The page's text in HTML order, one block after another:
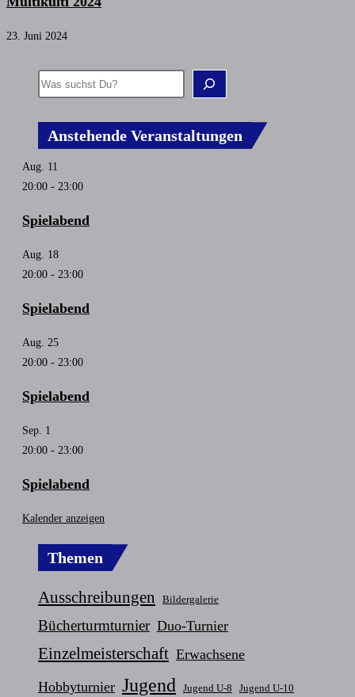
23. Juni 2024
Anstehende Veranstaltungen
Aug. 11
20:00 - 23:00
Spielabend
Aug. 18
20:00 - 23:00
Spielabend
Aug. 25
20:00 - 23:00
Spielabend
Sep. 1
20:00 - 23:00
Spielabend
Kalender anzeigen
Themen
Ausschreibungen Bildergalerie
Bücherturmturnier Duo-Turnier
Einzelmeisterschaft Erwachsene
Hobbyturnier Jugend Jugend U-8 Jugend U-10